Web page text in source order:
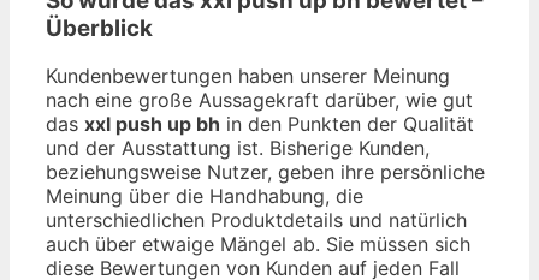
Überblick
Kundenbewertungen haben unserer Meinung
nach eine große Aussagekraft darüber, wie gut
das xxl push up bh in den Punkten der Qualität
und der Ausstattung ist. Bisherige Kunden,
beziehungsweise Nutzer, geben ihre persönliche
Meinung über die Handhabung, die
unterschiedlichen Produktdetails und natürlich
auch über etwaige Mängel ab. Sie müssen sich
diese Bewertungen von Kunden auf jeden Fall